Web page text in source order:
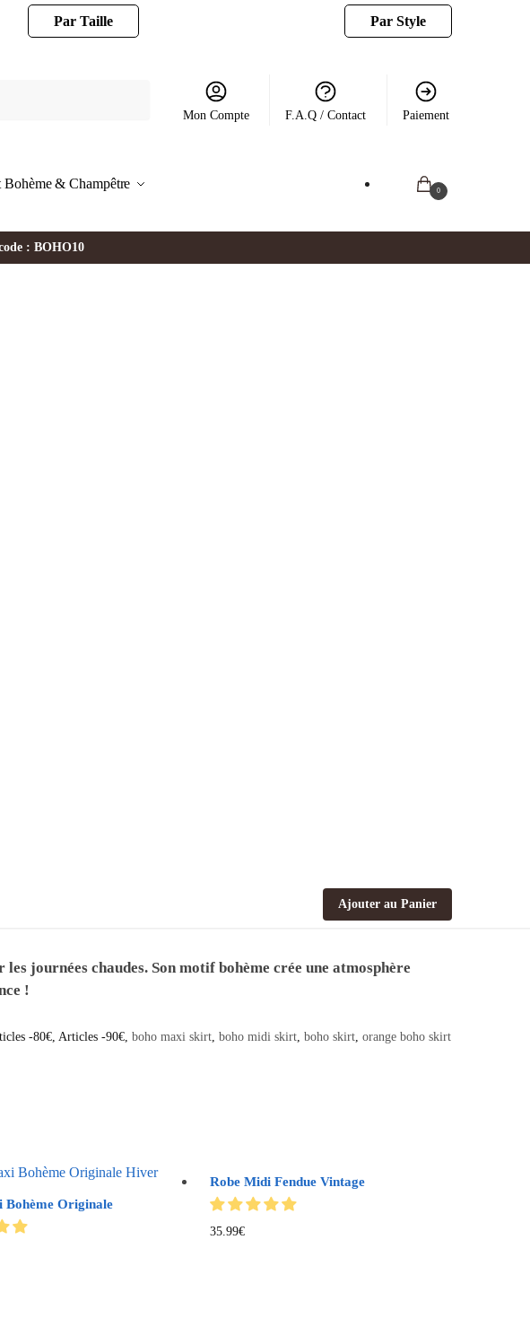
Par Taille Par Style
Mon Compte F.A.Q / Contact Paiement
Bohème & Champêtre 0
: BOHO10
Ajouter au Panier
journées chaudes. Son motif bohème crée une atmosphère
!
-80€ Articles -90€ boho maxi skirt boho midi skirt boho skirt orange boho skirt
Bohème Originale
Robe Midi Fendue Vintage
35.99€